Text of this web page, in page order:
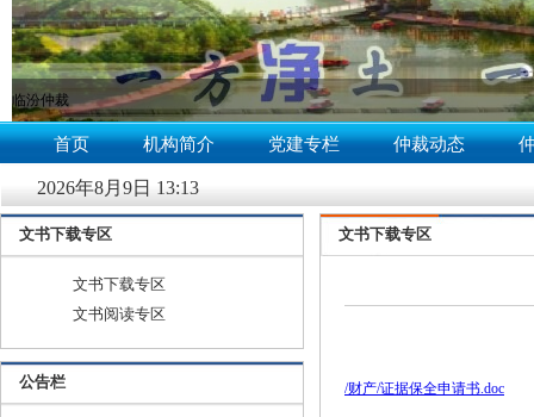
临汾仲裁
null 首页 机构简介 党建专栏 仲裁动态
2026年8月9日 13:13
文书下载专区
文书下载专区
文书阅读专区
公告栏
文书下载专区
/财产/证据保全申请书.doc